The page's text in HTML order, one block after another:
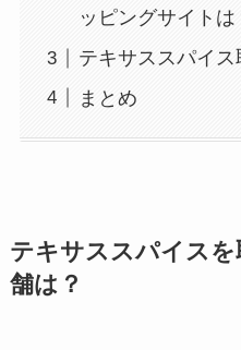
ッピングサイトは
テキサススパイ
まとめ
テキサススパイス
舗は？